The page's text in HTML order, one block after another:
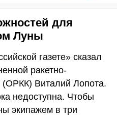
для
Луны
газете» сказал
ракетно-
(ОРКК) Виталий Лопота.
недоступна. Чтобы
экипажем в три